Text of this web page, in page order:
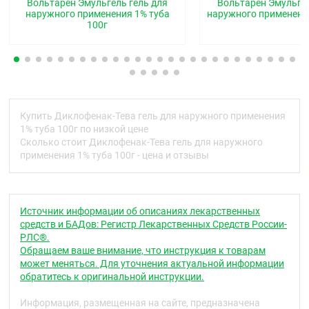
свойствами. Неизбирательно угнетая
циклооксигеназу 1 и 2 типов, нарушает
простагландинов в очаге воспаления. Диклофенак
гель для наружного применения используется для
устранения болевого синдрома и воспаления в
уменьшению боли и отечности, связанной с
воспалительным процессом, увеличивая
подвижность суставов.
Фармакокинетика
Всасывание.Количество диклофенака,
всасывающегося через кожу, пропорционально
площади обрабатываемой поверхности и зависит
как от суммарной дозы наносимого препарата, так
и от степени гидратации кожи. При
рекомендуемом способе нанесения препарата
абсорбируется не более 6 % диклофенака.
Вольтарен Эмульгель гель для
наружного применения 1% туба
100г
Вольтарен
наружного
Купить Диклофенак-Тева гель для наружного применения
1% туба 100г по низкой цене
Сколько стоит Диклофенак-Тева гель для наружного
применения 1% туба 100г - цена и отзывы
Источник информации об описаниях лекарственных
средств и БАДов: Регистр Лекарственных Средств России-
РЛС®.
Обращаем ваше внимание, что инструкция к товарам
может меняться. Для уточнения актуальной информации
обратитесь к оригинальной инструкции.
Информация, размещенная на сайте, предназначена